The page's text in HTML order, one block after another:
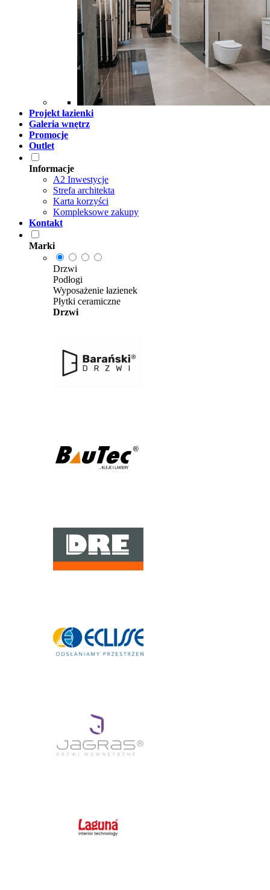
Projekt łazienki
Galeria wnętrz
Promocje
Outlet
Informacje
A2 Inwestycje
Strefa architekta
Karta korzyści
Kompleksowe zakupy
Kontakt
Marki
Drzwi
Podłogi
Wyposażenie łazienek
Płytki ceramiczne
Drzwi